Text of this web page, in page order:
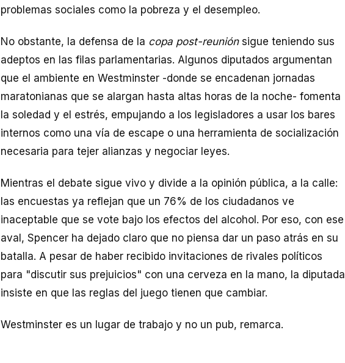
problemas sociales como la pobreza y el desempleo.
No obstante, la defensa de la copa post-reuniónsigue teniendo sus
adeptos en las filas parlamentarias. Algunos diputados argumentan
que el ambiente en Westminster -donde se encadenan jornadas
maratonianas que se alargan hasta altas horas de la noche- fomenta
la soledad y el estrés, empujando a los legisladores a usar los bares
internos como una vía de escape o una herramienta de socialización
necesaria para tejer alianzas y negociar leyes.
Mientras el debate sigue vivo y divide a la opinión pública, a la calle:
las encuestas ya reflejan que un 76% de los ciudadanos ve
inaceptable que se vote bajo los efectos del alcohol. Por eso, con ese
aval, Spencer ha dejado claro que no piensa dar un paso atrás en su
batalla. A pesar de haber recibido invitaciones de rivales políticos
para "discutir sus prejuicios" con una cerveza en la mano, la diputada
insiste en que las reglas del juego tienen que cambiar.
Westminster es un lugar de trabajo y no un pub, remarca.